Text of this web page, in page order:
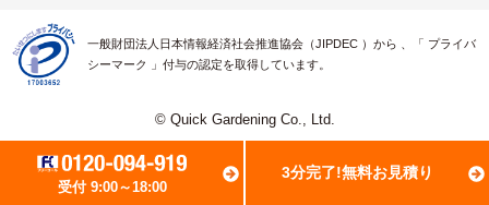
受付 9:00～18:00
3分完了!無料お見積り
一般財団法人日本情報経済社会推進協会（JIPDEC ）から 、「 プライバ
シーマーク 」付与の認定を取得しています。
© Quick Gardening Co., Ltd.